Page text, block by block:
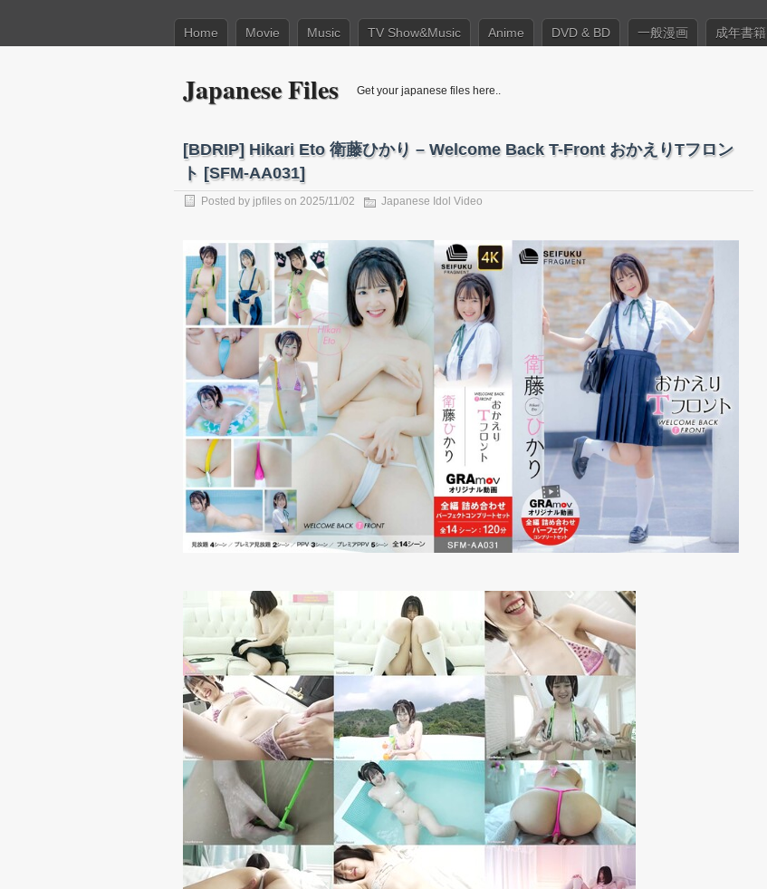
Home Movie Music TV Show&Music Anime DVD & BD 一般漫画 成年書籍
Japanese Files Get your japanese files here..
[BDRIP] Hikari Eto 衛藤ひかり – Welcome Back T-Front おかえりTフロン
ト [SFM-AA031]
Posted by jpfiles on 2025/11/02 Japanese Idol Video